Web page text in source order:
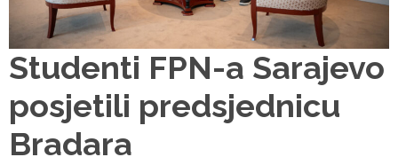
Studenti FPN-a Sarajevo
posjetili predsjednicu
Bradara